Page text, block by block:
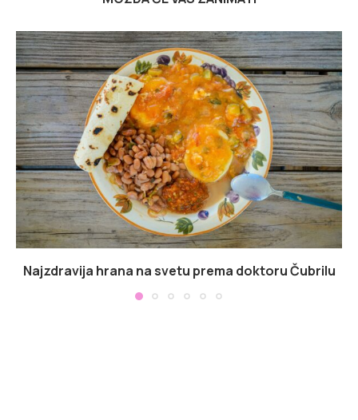
Najzdravija hrana na svetu prema doktoru Čubrilu